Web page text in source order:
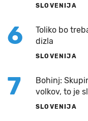
SLOVENIJA
6
Toliko bo
dizla
SLOVENIJA
7
Bohinj:
volkov, to je
SLOVENIJA